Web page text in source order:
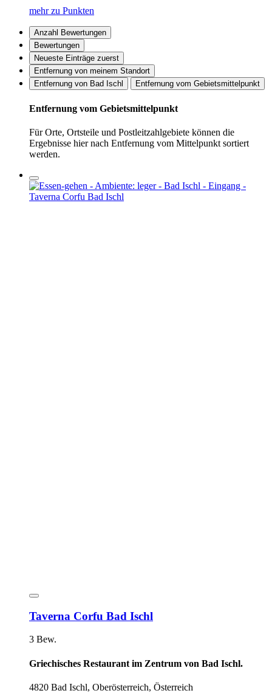
mehr zu Punkten
Anzahl Bewertungen
Bewertungen
Neueste Einträge zuerst
Entfernung von meinem Standort
Entfernung von Bad Ischl
Entfernung vom Gebietsmittelpunkt
Entfernung vom Gebietsmittelpunkt
Für Orte, Ortsteile und Postleitzahlgebiete können die
Ergebnisse hier nach Entfernung vom Mittelpunkt sortiert
werden.
Taverna Corfu Bad Ischl
3 Bew.
Griechisches Restaurant im Zentrum von Bad Ischl.
4820 Bad Ischl, Oberösterreich, Österreich